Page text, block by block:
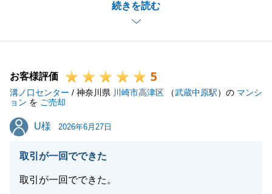
続きを読む
く円滑に進行いたしましたのも、ひとえにN様の迅速
かつ丁寧なご協力のおかげでございます。
心より御礼申し上げます。
今後もより一層、安心とご満足をお届けできるよう精
進してまいります。
また何かお役に立てることがございましたら、お気軽
に溝ノ口センターまでお申し付けください。
お客様評価 5
溝ノ口センター / 神奈川県 川崎市高津区 （武蔵中原駅）の マンシ
ョン を ご売却
U様
U様 2026年6月27日
取引が一回でできた
取引が一回でできた。